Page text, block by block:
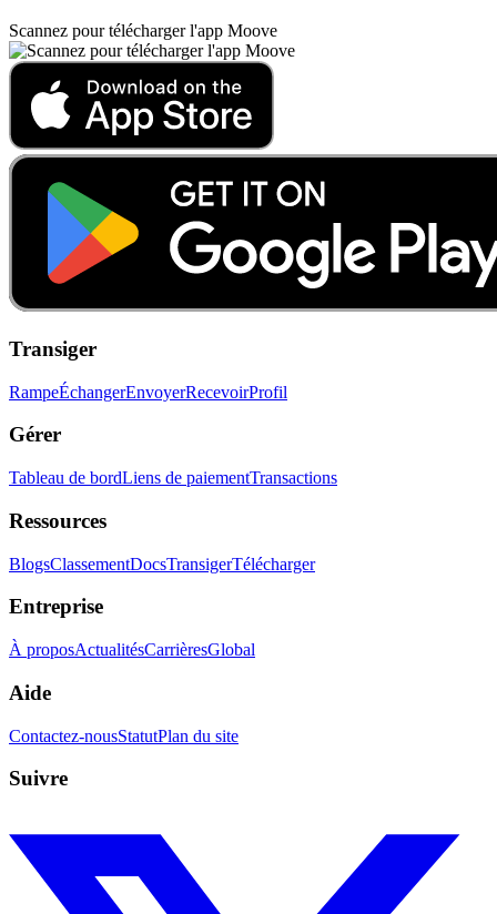
Scannez pour télécharger l'app Moove
Transiger
RampeÉchangerEnvoyerRecevoirProfil
Gérer
Tableau de bordLiens de paiementTransactions
Ressources
BlogsClassementDocsTransigerTélécharger
Entreprise
À proposActualitésCarrièresGlobal
Aide
Contactez-nousStatutPlan du site
Suivre